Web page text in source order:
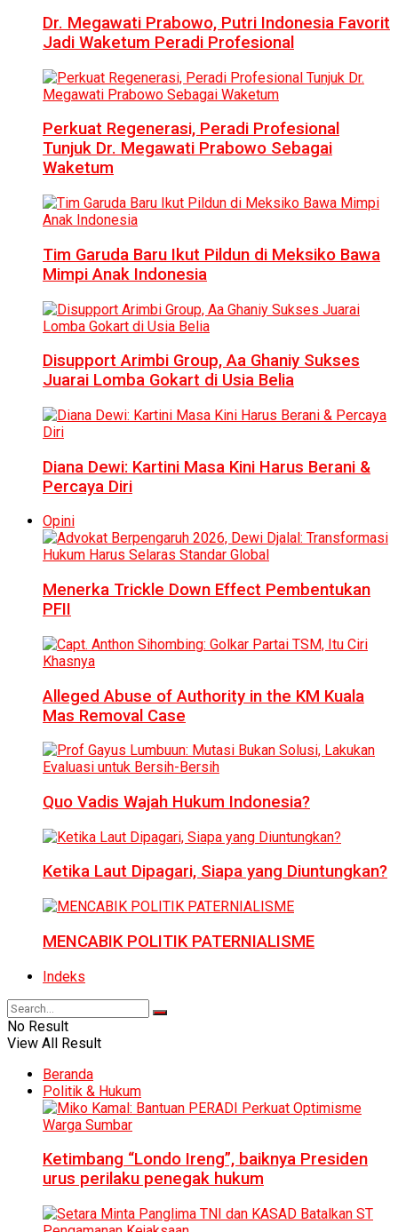
Dr. Megawati Prabowo, Putri Indonesia Favorit
Jadi Waketum Peradi Profesional
Perkuat Regenerasi, Peradi Profesional
Tunjuk Dr. Megawati Prabowo Sebagai
Waketum
Tim Garuda Baru Ikut Pildun di Meksiko Bawa
Mimpi Anak Indonesia
Disupport Arimbi Group, Aa Ghaniy Sukses
Juarai Lomba Gokart di Usia Belia
Diana Dewi: Kartini Masa Kini Harus Berani &
Percaya Diri
Opini
Menerka Trickle Down Effect Pembentukan
PFII
Alleged Abuse of Authority in the KM Kuala
Mas Removal Case
Quo Vadis Wajah Hukum Indonesia?
Ketika Laut Dipagari, Siapa yang Diuntungkan?
MENCABIK POLITIK PATERNIALISME
Indeks
No Result
View All Result
Beranda
Politik & Hukum
Ketimbang “Londo Ireng”, baiknya Presiden
urus perilaku penegak hukum